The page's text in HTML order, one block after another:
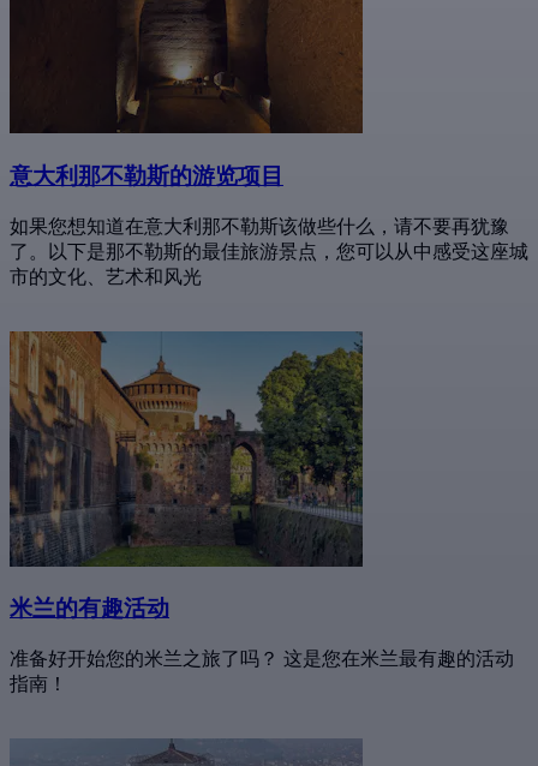
意大利那不勒斯的游览项目
如果您想知道在意大利那不勒斯该做些什么，请不要再犹豫
了。以下是那不勒斯的最佳旅游景点，您可以从中感受这座城
市的文化、艺术和风光
米兰的有趣活动
准备好开始您的米兰之旅了吗？ 这是您在米兰最有趣的活动
指南！